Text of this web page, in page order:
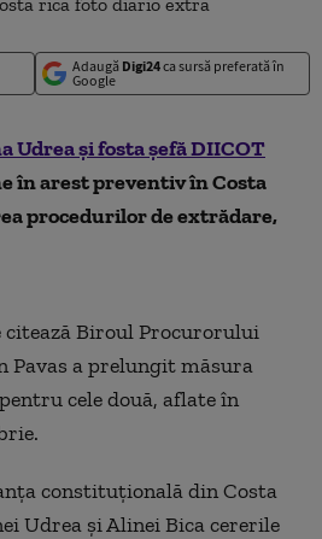
Adaugă Digi24ca sursă preferată în
Google
Udrea şi fosta şefă DIICOT
în arest preventiv în Costa
procedurilor de extrădare,
citează Biroul Procurorului
Pavas a prelungit măsura
cele două, aflate în
constituţională din Costa
Udrea şi Alinei Bica cererile